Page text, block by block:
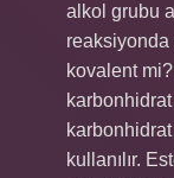
alkol grubu
reaksiyonda
kovalent
kullanılır.